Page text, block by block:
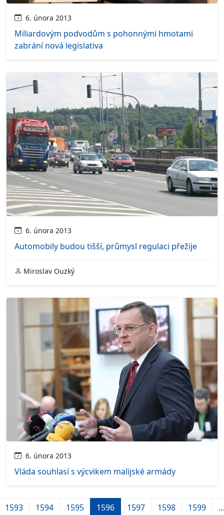
6. února 2013
Miliardovým podvodům s pohonnými hmotami
zabrání nová legislativa
6. února 2013
Automobily budou tišší, průmysl regulaci přežije
Miroslav Ouzký
6. února 2013
Vláda souhlasí s výcvikem malijské armády
1593 1594 1595 1596 1597 1598 1599